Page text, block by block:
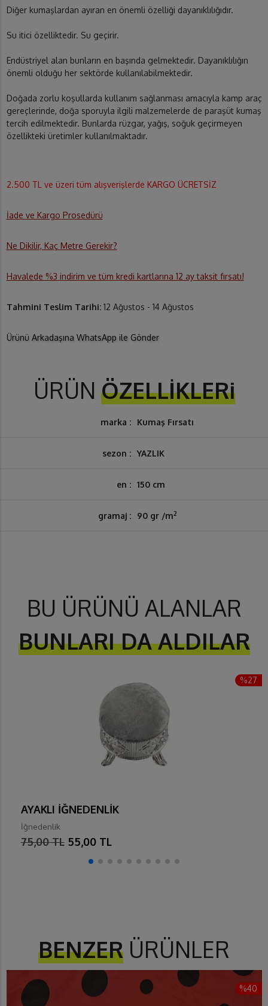
Diğer kumaşlardan ayıran en önemli özelliği dayanıklılığıdır.
Su itici özelliktedir. Su geçirir.
Endüstriyel alan bunların en başında gelmektedir. Dayanıklılığın
önemli olduğu her sektörde kullanılabilmektedir.
Doğada zorlu koşullarda kullanım sağlanması amacıyla kamp araç
gereçlerinde, doğa sporuyla ilgili malzemelerde de paraşüt kumaş
tercih edilmektedir. Bunlarda rüzgar, yağış, soğuk geçirmeyen
özellikteki üretimler kullanılmaktadır.
2.500 TL ve üzeri tüm alışverişlerde KARGO ÜCRETSİZ
İade ve Kargo Prosedürü
Ne Dikilir, Kaç Metre Gerekir?
Havalede %3 indirim ve tüm kredi kartlarına 12 ay taksit fırsatı!
Tahmini Teslim Tarihi: 12 Ağustos - 14 Ağustos
Ürünü Arkadaşına WhatsApp ile Gönder
ÜRÜN ÖZELLİKLERi
marka : Kumaş Fırsatı
sezon : YAZLIK
en : 150 cm
gramaj : 90 gr /m2
BU ÜRÜNÜ ALANLAR
BUNLARI DA ALDILAR
%27
AYAKLI İĞNEDENLİK
İğnedenlik
75,00 TL 55,00 TL
BENZER ÜRÜNLER
%40